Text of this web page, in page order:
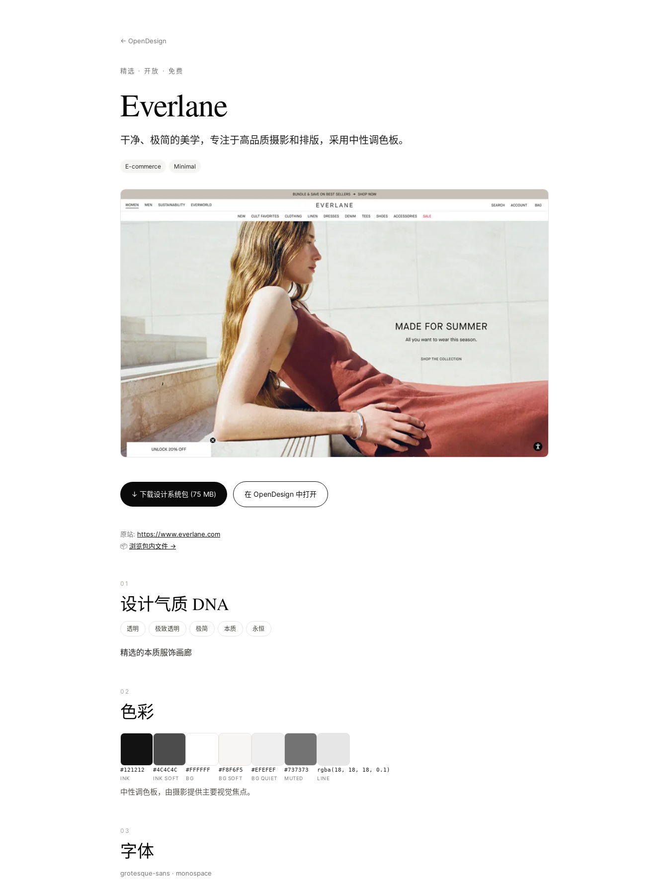
← OpenDesign
精选 · 开放 · 免费
Everlane
干净、极简的美学，专注于高品质摄影和排版，采用中性调色板。
E-commerce Minimal
↓ 下载设计系统包 (75 MB) 在 OpenDesign 中打开
原站: https://www.everlane.com
📦 浏览包内文件 →
01
设计气质 DNA
透明 极致透明 极简 本质 永恒
精选的本质服饰画廊
02
色彩
#121212
INK
#4C4C4C
INK SOFT
#FFFFFF
BG
#F8F6F5
BG SOFT
#EFEFEF
BG QUIET
#737373
MUTED
rgba(18, 18, 18, 0.1)
LINE
中性调色板，由摄影提供主要视觉焦点。
03
字体
grotesque-sans · monospace